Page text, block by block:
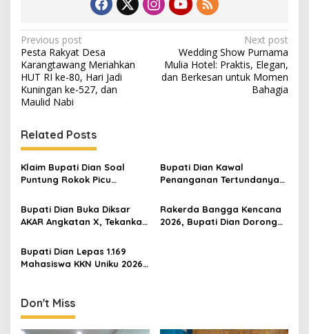
Post
navigation
Previous post
Pesta Rakyat Desa
Karangtawang Meriahkan
HUT RI ke-80, Hari Jadi
Kuningan ke-527, dan
Maulid Nabi
Next post
Wedding Show Purnama
Mulia Hotel: Praktis, Elegan,
dan Berkesan untuk Momen
Bahagia
Related Posts
Klaim Bupati Dian Soal
Puntung Rokok Picu
Jabar Hejo, Sebut Tak
Sesuai Kajian Ilmiah
Bupati Dian Kawal
Penanganan Tertundanya
Umrah Kuningan, Minta Hak
Jemaah Dipenuhi
Bupati Dian Buka Diksar
AKAR Angkatan X, Tekankan
Kepedulian Lingkungan
Rakerda Bangga Kencana
2026, Bupati Dian Dorong
Bupati Dian Lepas 1.169
Mahasiswa KKN Uniku 2026,
Desa
Don't Miss